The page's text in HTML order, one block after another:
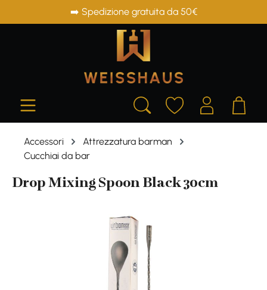
➡️ Spedizione gratuita da 50€
Accessori
Attrezzatura barman
Cucchiai da bar
Drop Mixing Spoon Black 30cm